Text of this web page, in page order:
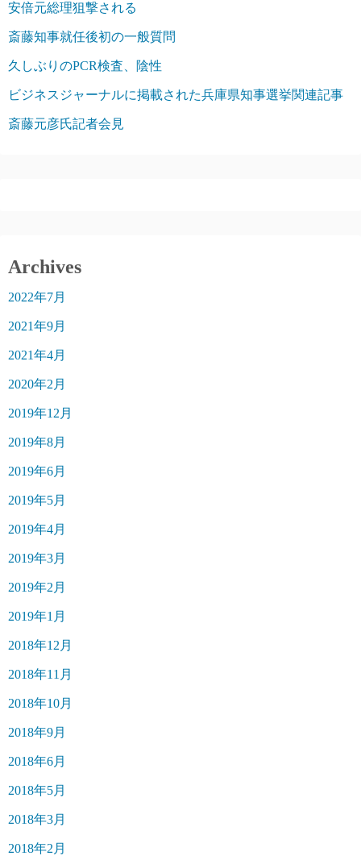
安倍元総理狙撃される
斎藤知事就任後初の一般質問
久しぶりのPCR検査、陰性
ビジネスジャーナルに掲載された兵庫県知事選挙関連記事
斎藤元彦氏記者会見
Archives
2022年7月
2021年9月
2021年4月
2020年2月
2019年12月
2019年8月
2019年6月
2019年5月
2019年4月
2019年3月
2019年2月
2019年1月
2018年12月
2018年11月
2018年10月
2018年9月
2018年6月
2018年5月
2018年3月
2018年2月